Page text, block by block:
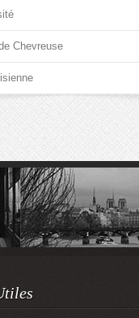
Chevreuse